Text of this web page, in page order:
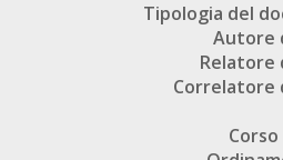
Tipologia del
Autore
Relatore
Correlatore